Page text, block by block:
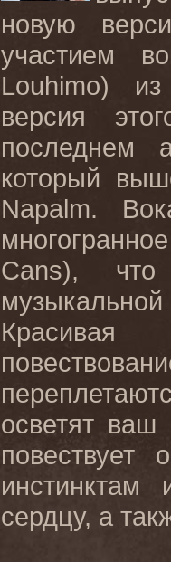
новую
участием
Louhimo)
версия
последнем
который
Napalm.
Cans),
осветят
инстинктам
сердцу, а